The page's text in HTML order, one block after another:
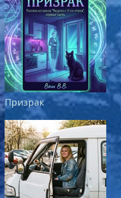
Призрак